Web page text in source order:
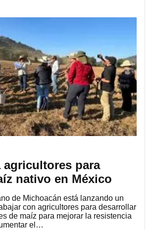
agricultores para
nativo en México
de Michoacán está lanzando un
con agricultores para desarrollar
de maíz para mejorar la resistencia
el…